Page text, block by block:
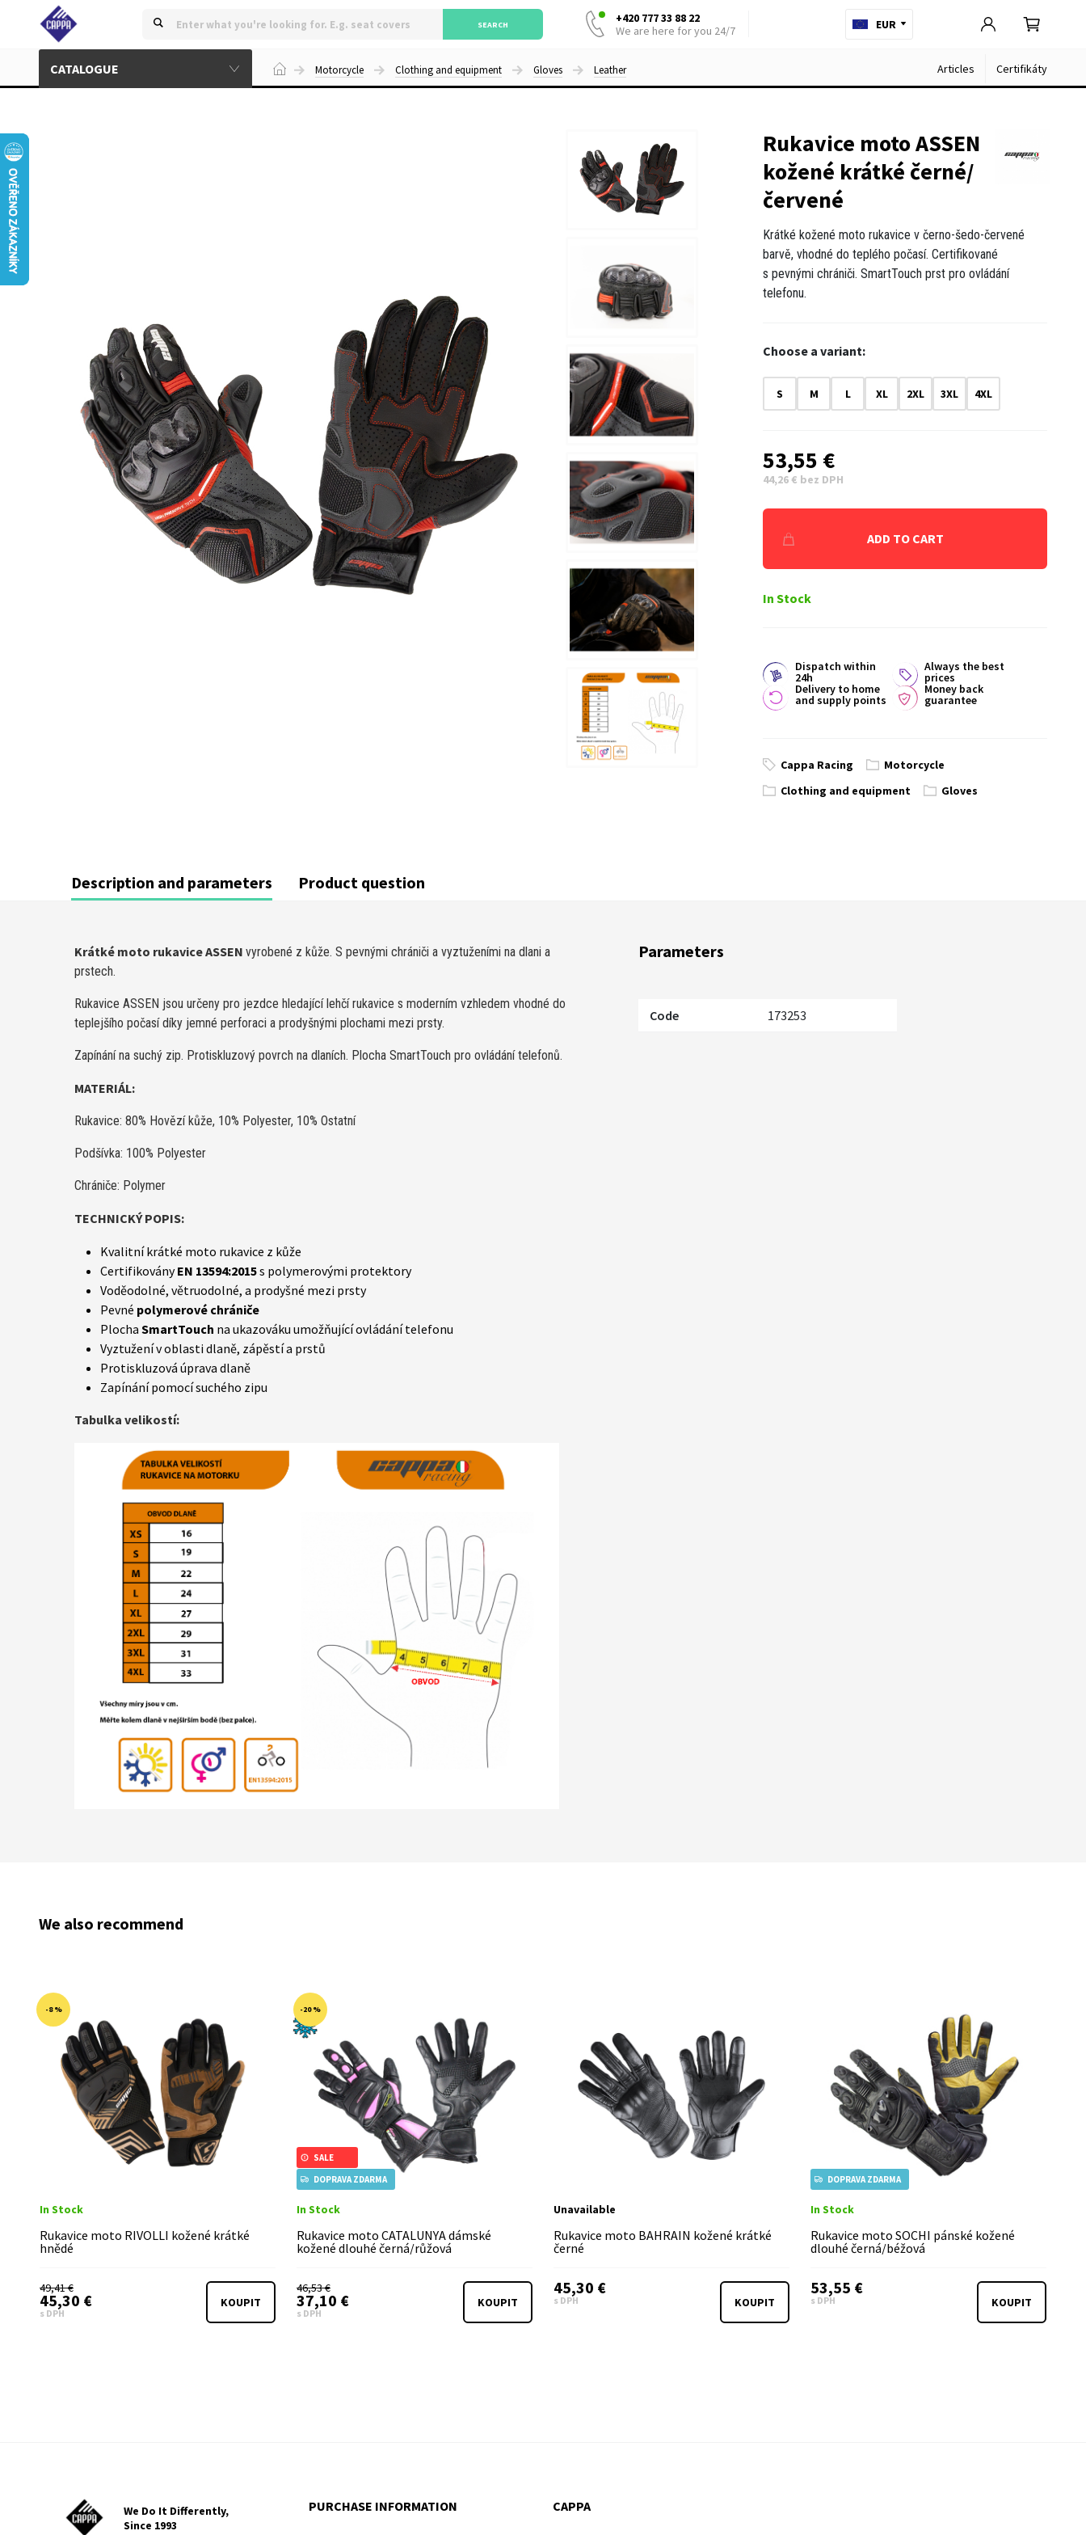
SEARCH
+420 777 33 88 22
We are here for you 24/7
EUR
CATALOGUE Motorcycle Clothing and equipment Gloves Leather Articles Certifikáty
Rukavice moto ASSEN
kožené krátké černé/
červené
Krátké kožené moto rukavice v černo-šedo-červené
barvě, vhodné do teplého počasí. Certifikované
s pevnými chrániči. SmartTouch prst pro ovládání
telefonu.
Choose a variant:
S M L XL 2XL 3XL 4XL
53,55 €
44,26 € bez DPH
ADD TO CART
In Stock
Dispatch within
24h
Always the best
prices
Delivery to home
and supply points
Money back
guarantee
Cappa Racing
Motorcycle
Clothing and equipment
Gloves
Description and parameters Product question
Krátké moto rukavice ASSEN vyrobené z kůže. S pevnými chrániči a vyztuženími na dlani a
prstech.
Rukavice ASSEN jsou určeny pro jezdce hledající lehčí rukavice s moderním vzhledem vhodné do
teplejšího počasí díky jemné perforaci a prodyšnými plochami mezi prsty.
Zapínání na suchý zip. Protiskluzový povrch na dlaních. Plocha SmartTouch pro ovládání telefonů.
MATERIÁL:
Rukavice: 80% Hovězí kůže, 10% Polyester, 10% Ostatní
Podšívka: 100% Polyester
Chrániče: Polymer
TECHNICKÝ POPIS:
Kvalitní krátké moto rukavice z kůže
CertifikoványEN 13594:2015s polymerovými protektory
Voděodolné, větruodolné, a prodyšné mezi prsty
Pevné polymerové chrániče
Plocha SmartTouch na ukazováku umožňující ovládání telefonu
Vyztužení v oblasti dlaně, zápěstí a prstů
Protiskluzová úprava dlaně
Zapínání pomocí suchého zipu
Tabulka velikostí:
Parameters
Code 173253
We also recommend
In Stock
Rukavice moto RIVOLLI kožené krátké
hnědé
49,41 €
45,30 €
-8 %
s DPH
KOUPIT
SALE
DOPRAVA ZDARMA
In Stock
Rukavice moto CATALUNYA dámské
kožené dlouhé černá/růžová
46,53 €
37,10 €
-20 %
s DPH
KOUPIT
Unavailable
Rukavice moto BAHRAIN kožené krátké
černé
45,30 €
s DPH KOUPIT
DOPRAVA ZDARMA
In Stock
Rukavice moto SOCHI pánské kožené
dlouhé černá/béžová
53,55 €
s DPH KOUPIT
We Do It Differently,
Since 1993
PURCHASE INFORMATION CAPPA